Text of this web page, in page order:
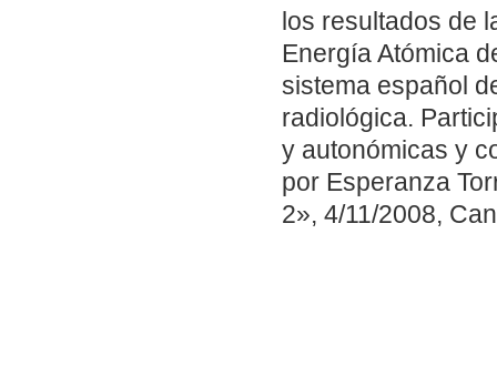
los resultados de
Energía Atómica
sistema español
radiológica.
y autonómicas y
por Esperanza
2», 4/11/2008,